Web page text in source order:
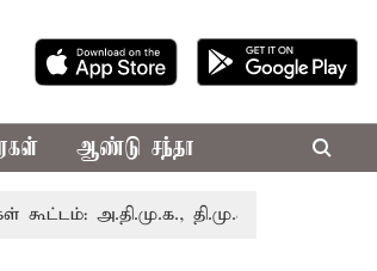
ஆண்டு சந்தா
தி.மு.க. உள்ளிட்ட